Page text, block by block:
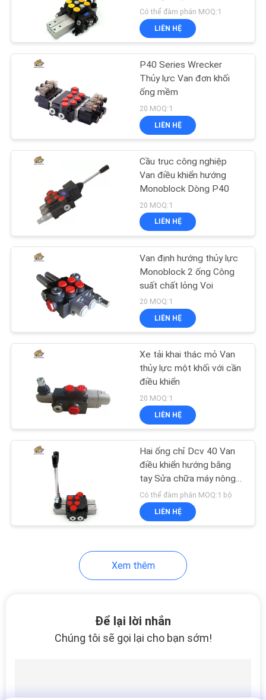
TRƯỜNG
HỢP
TRANG
WEB
PRIVACY
POLICY
Động cơ quỹ đạo
thủy lực
Van định hướng thủy
lực
Đơn vị chỉ đạo
Orbitrol
Vòng bi bơm thủy
lực
18
thủy lực
Dcv40 Dcv60 Dcv140
Có thể đàm phán MOQ:1
LIÊN HỆ
P40 Series Wrecker
Thủy lực Van đơn khối
ống mềm
20 MOQ:1
LIÊN HỆ
Cầu trục công nghiệp
Van điều khiển hướng
Monoblock Dòng P40
20 MOQ:1
LIÊN HỆ
Van định hướng thủy lực
Monoblock 2 ống Công
suất chất lỏng Voi
20 MOQ:1
LIÊN HỆ
Xe tải khai thác mỏ Van
thủy lực một khối với cần
điều khiển
20 MOQ:1
LIÊN HỆ
Hai ống chỉ Dcv 40 Van
điều khiển hướng bằng
tay Sửa chữa máy nông
nghiệp bằng khí nén
Có thể đàm phán MOQ:1 bộ
LIÊN HỆ
Xem thêm
Để lại lời nhắn
Chúng tôi sẽ gọi lại cho bạn sớm!